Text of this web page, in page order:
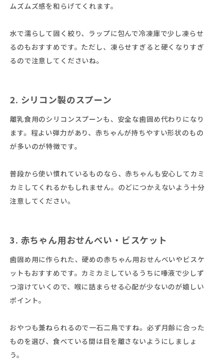
ムズムズ感を和らげてくれます。
水で濡らして固く絞り、ラップに包んで冷凍庫で少し凍らせ
るのもおすすめです。ただし、凍らせすぎると硬くなりすぎ
るので注意してくださいね。
2. シリコン製のスプーン
離乳食用のシリコンスプーンも、安全な歯固め代わりになり
ます。程よい弾力があり、赤ちゃんが持ちやすい形状のもの
が多いのが特徴です。
普段から使い慣れているものなら、赤ちゃんも安心してカミ
カミしてくれるかもしれません。のどにつかえないよう十分
注意してください。
3. 赤ちゃん用おせんべい・ビスケット
歯固め用に作られた、硬めの赤ちゃん用おせんべいやビスケ
ットもおすすめです。カミカミしているうちに唾液で少しず
つ溶けていくので、喉に詰まらせる心配が少ないのが嬉しい
ポイント。
おやつも兼ねられるので一石二鳥ですね。必ず月齢に合った
ものを選び、食べている間は目を離さないようにしましょ
う。